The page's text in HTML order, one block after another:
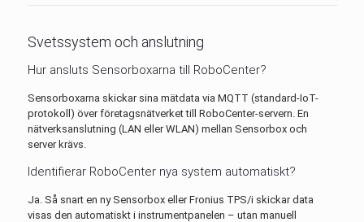
Svetssystem och anslutning
Hur ansluts Sensorboxarna till RoboCenter?
Sensorboxarna skickar sina mätdata via MQTT (standard-IoT-
protokoll) över företagsnätverket till RoboCenter-servern. En
nätverksanslutning (LAN eller WLAN) mellan Sensorbox och
server krävs.
Identifierar RoboCenter nya system automatiskt?
Ja. Så snart en ny Sensorbox eller Fronius TPS/i skickar data
visas den automatiskt i instrumentpanelen – utan manuell